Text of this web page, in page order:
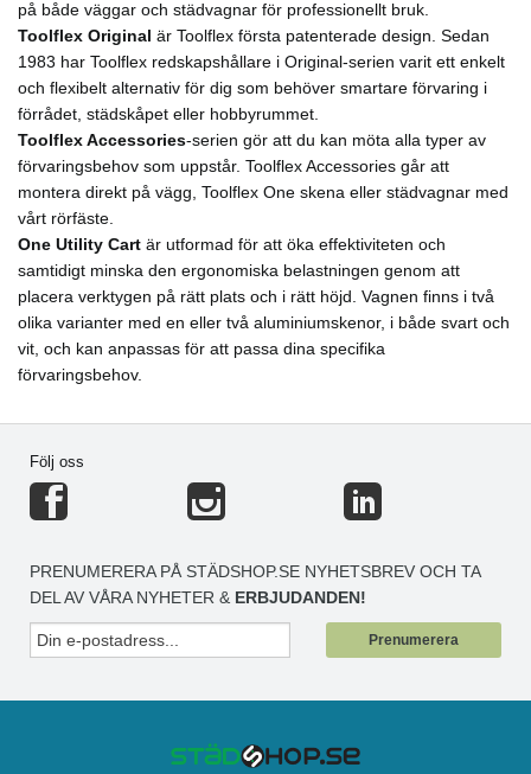
på både väggar och städvagnar för professionellt bruk.
Toolflex Original är Toolflex första patenterade design. Sedan
1983 har Toolflex redskapshållare i Original-serien varit ett enkelt
och flexibelt alternativ för dig som behöver smartare förvaring i
förrådet, städskåpet eller hobbyrummet.
Toolflex Accessories-serien gör att du kan möta alla typer av
förvaringsbehov som uppstår. Toolflex Accessories går att
montera direkt på vägg, Toolflex One skena eller städvagnar med
vårt rörfäste.
One Utility Cart är utformad för att öka effektiviteten och
samtidigt minska den ergonomiska belastningen genom att
placera verktygen på rätt plats och i rätt höjd. Vagnen finns i två
olika varianter med en eller två aluminiumskenor, i både svart och
vit, och kan anpassas för att passa dina specifika
förvaringsbehov.
Följ oss
PRENUMERERA PÅ STÄDSHOP.SE NYHETSBREV OCH TA
DEL AV VÅRA NYHETER & ERBJUDANDEN!
Prenumerera